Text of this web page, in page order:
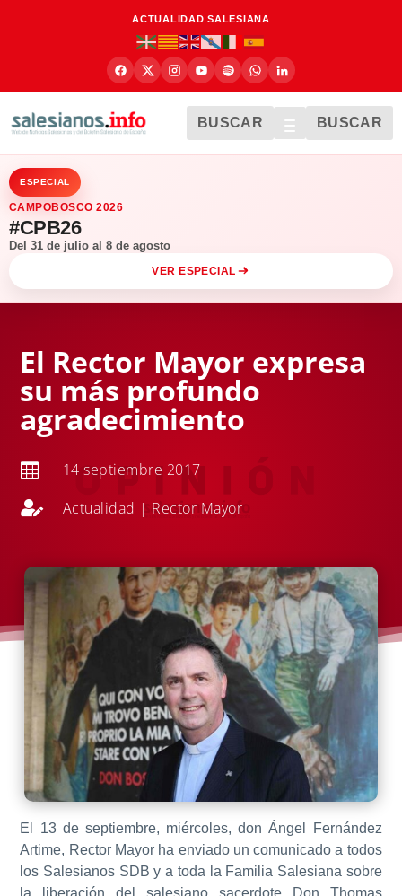
ACTUALIDAD SALESIANA
BUSCAR BUSCAR
ESPECIAL
CAMPOBOSCO 2026
#CPB26
Del 31 de julio al 8 de agosto
VER ESPECIAL
El Rector Mayor expresa
su más profundo
agradecimiento
 14 septiembre 2017
 Actualidad | Rector Mayor
El 13 de septiembre, miércoles, don Ángel Fernández
Artime, Rector Mayor ha enviado un comunicado a todos
los Salesianos SDB y a toda la Familia Salesiana sobre